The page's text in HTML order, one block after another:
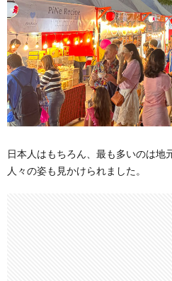
日本人はもちろん、最も多いのは地
人々の姿も見かけられました。